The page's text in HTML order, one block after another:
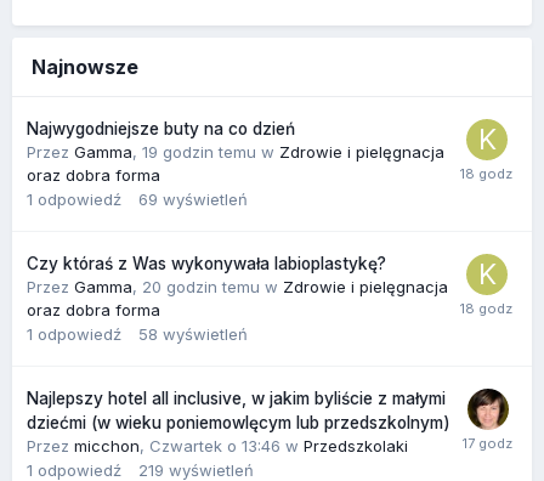
Najnowsze
Najwygodniejsze buty na co dzień
Przez Gamma, 19 godzin temu w Zdrowie i pielęgnacja
oraz dobra forma
1 odpowiedź 69 wyświetleń
Czy któraś z Was wykonywała labioplastykę?
Przez Gamma, 20 godzin temu w Zdrowie i pielęgnacja
oraz dobra forma
1 odpowiedź 58 wyświetleń
Najlepszy hotel all inclusive, w jakim byliście z małymi
dziećmi (w wieku poniemowlęcym lub przedszkolnym)
Przez micchon, Czwartek o 13:46 w Przedszkolaki
1 odpowiedź 219 wyświetleń